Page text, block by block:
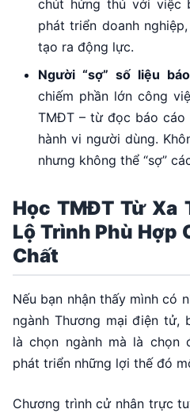
chút hứng thú với việc
phát triển doanh
tạo ra động lực.
Người “sợ” số liệu
chiếm phần lớn công
TMĐT – từ đọc báo cáo
hành vi người dùng.
nhưng không thể “sợ”
Học TMĐT Từ Xa
Lộ Trình Phù Hợp
Chất
Nếu bạn nhận thấy mình có
ngành Thương mại điện tử,
là chọn ngành mà là chọn
phát triển những lợi thế đó
Chương trình cử nhân trực